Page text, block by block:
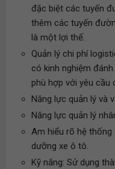
đặc biệt các tuyến
thêm các tuyến
là một lợi thế.
Quản lý chi phí
có kinh nghiệm
phù hợp với yêu cầu
Năng lực quản lý và
Năng lực quản lý
Am hiểu rõ hệ thống
dưỡng xe ô tô.
Kỹ năng: Sử dụng